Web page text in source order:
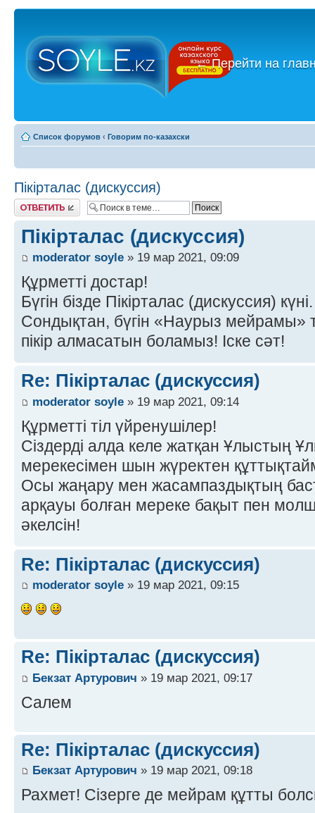
←Перейти на
Список форумов ‹ Говорим по-казахски
Пікірталас (дискуссия)
Ответить
Пікірталас (дискуссия)
moderator soyle » 19 мар 2021, 09:09
Құрметті достар!
Бүгін бізде Пікірталас (дискуссия) күні.
Сондықтан, бүгін «Наурыз мейрамы»
пікір алмасатын боламыз! Іске сәт!
Re: Пікірталас (дискуссия)
moderator soyle » 19 мар 2021, 09:14
Құрметті тіл үйренушілер!
Сіздерді алда келе жатқан Ұлыстың
мерекесімен шын жүректен
Осы жаңару мен жасампаздықтың
арқауы болған мереке бақыт пен
әкелсін!
Re: Пікірталас (дискуссия)
moderator soyle » 19 мар 2021, 09:15
Re: Пікірталас (дискуссия)
Бекзат Артурович » 19 мар 2021, 09:17
Салем
Re: Пікірталас (дискуссия)
Бекзат Артурович » 19 мар 2021, 09:18
Рахмет! Сізерге де мейрам құтты